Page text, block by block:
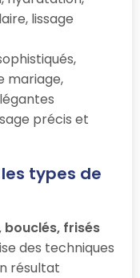
lissage
mariage,
précis et
types de
bouclés, frisés
des techniques
résultat